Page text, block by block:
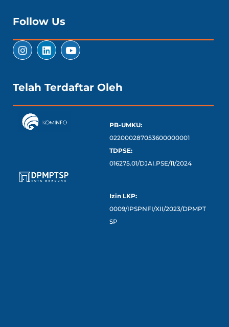
Follow Us
Telah Terdaftar Oleh
PB-UMKU:
022000287053600000001
TDPSE:
016275.01/DJAI.PSE/11/2024
Izin LKP:
0009/IPSPNFI/XII/2023/DPMPT
SP